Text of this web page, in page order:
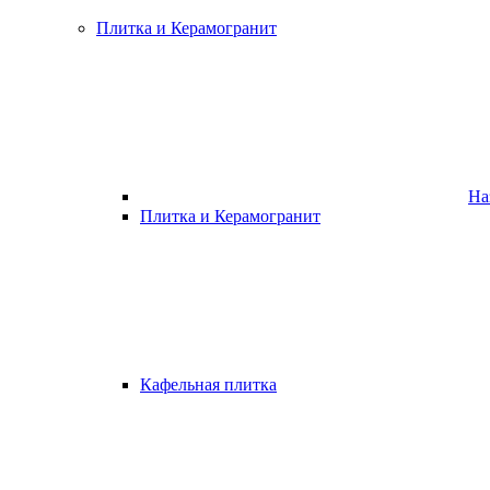
Плитка и Керамогранит
Плитка и Керамогранит
Кафельная плитка